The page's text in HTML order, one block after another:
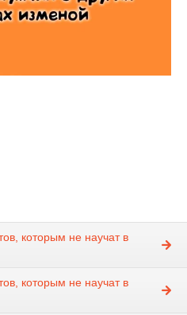
которым не научат в
которым не научат в